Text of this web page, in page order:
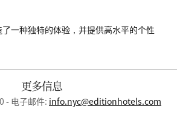
或
一种独特的体验，并提供高水平的个性
更多信息
- 电子邮件: info.nyc@editionhotels.com